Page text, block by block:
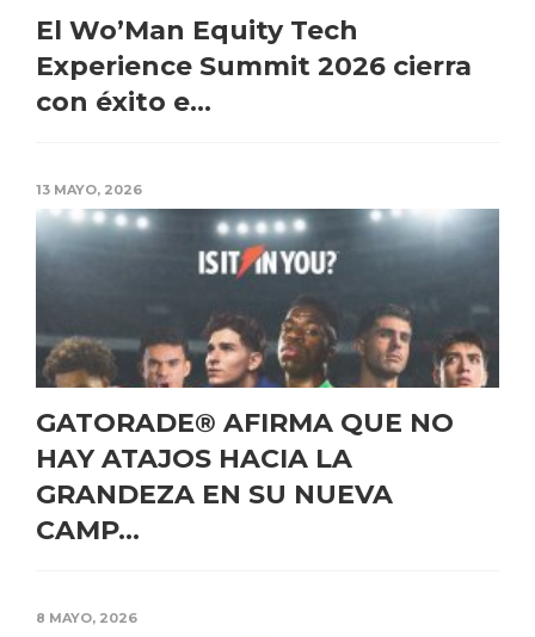
El Wo’Man Equity Tech
Experience Summit 2026 cierra
con éxito e...
13 MAYO, 2026
GATORADE® AFIRMA QUE NO
HAY ATAJOS HACIA LA
GRANDEZA EN SU NUEVA
CAMP...
8 MAYO, 2026